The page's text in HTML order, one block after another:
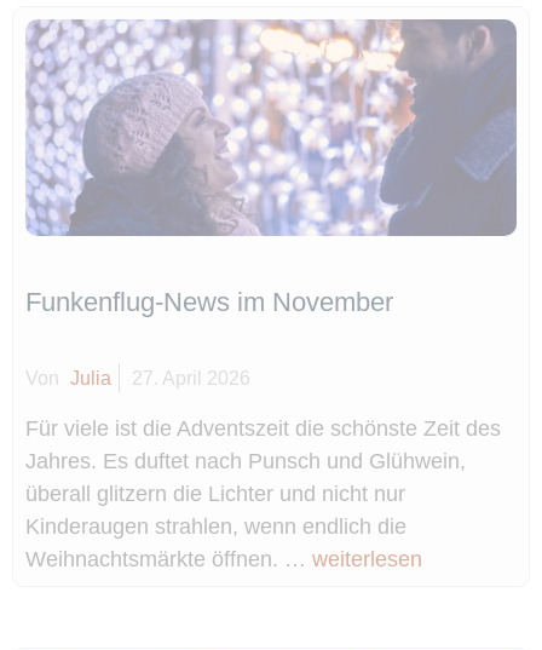
Funkenflug-News im November
Von Julia 27. April 2026
Für viele ist die Adventszeit die schönste Zeit des
Jahres. Es duftet nach Punsch und Glühwein,
überall glitzern die Lichter und nicht nur
Kinderaugen strahlen, wenn endlich die
Weihnachtsmärkte öffnen. … weiterlesen